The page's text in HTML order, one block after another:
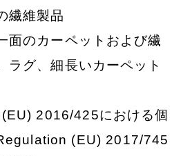
繊維製品
面のカーペットおよび繊
ラグ、細長いカーペット
2016/425における個
(EU) 2017/745